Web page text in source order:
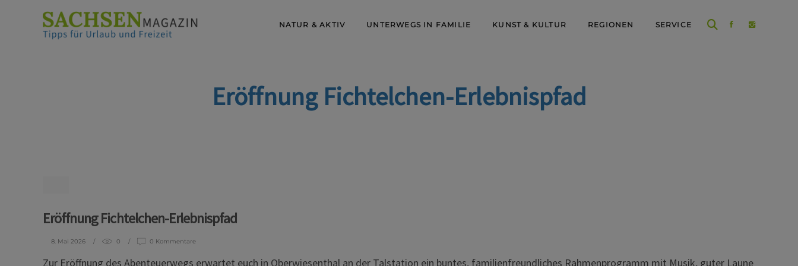
NATUR & AKTIV UNTERWEGS IN FAMILIE KUNST & KULTUR REGIONEN SERVICE
Eröffnung Fichtelchen-Erlebnispfad
Eröffnung Fichtelchen-Erlebnispfad
8. Mai 2026 0 0 Kommentare
Zur Eröffnung des Abenteuerwegs erwartet euch in Oberwiesenthal an der Talstation ein buntes, familienfreundliches Rahmenprogramm mit Musik, guter Laune